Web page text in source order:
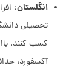
انگلستان:
تحصیلی
کسب کنند.
آکسفورد، حداقل نمره باند